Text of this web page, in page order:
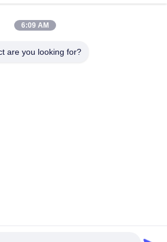
Kendaraan Pengangkat
OEM Ideal untuk tugas berat
6:09 AM
are you looking for?